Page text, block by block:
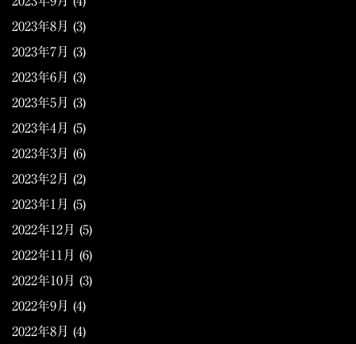
2023年8月 (3)
2023年7月 (3)
2023年6月 (3)
2023年5月 (3)
2023年4月 (5)
2023年3月 (6)
2023年2月 (2)
2023年1月 (5)
2022年12月 (5)
2022年11月 (6)
2022年10月 (3)
2022年9月 (4)
2022年8月 (4)